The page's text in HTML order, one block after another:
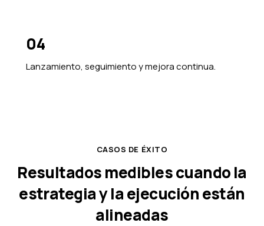
04
Lanzamiento, seguimiento y mejora continua.
CASOS DE ÉXITO
Resultados medibles cuando la
estrategia y la ejecución están
alineadas